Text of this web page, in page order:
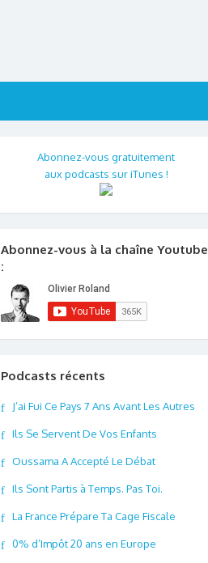
Abonnez-vous gratuitement
aux podcasts sur iTunes !
Abonnez-vous à la chaîne Youtube
:
Podcasts récents
J’ai Fui Ce Pays 7 Ans Avant Les Autres
Ils Se Servent De Vos Enfants
Oussama A Accepté Le Débat
Ils Sont Partis à Temps. Pas Toi.
La France Prépare Ta Cage Fiscale
0% d’Impôt 20 ans en Europe